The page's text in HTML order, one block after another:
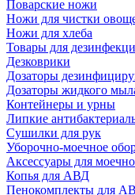
Поварские ножи
Ножи для чистки
Ножи для хлеба
Товары для
Дезковрики
Дозаторы
Дозаторы жидкого
Контейнеры и урны
Липкие
Сушилки для рук
Уборочно-моечное
Аксессуары для
Копья для АВД
Пенокомплекты для